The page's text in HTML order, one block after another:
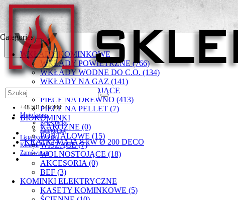
+48 501 549 300
Moje konto
Rejestracja
Zaloguj się
Lista życzeń (0)
Koszyk
Zamówienie
Categories
WKŁADY KOMINKOWE
WKŁADY POWIETRZNE (766)
WKŁADY WODNE DO C.O. (134)
WKŁADY NA GAZ (141)
PIECYKI WOLNOSTOJĄCE
PIECE NA DREWNO (413)
PIECE NA PELLET (7)
BIOKOMINKI
NAROŻNE (0)
PORTALOWE (15)
WISZĄCE (7)
WOLNOSTOJĄCE (18)
AKCESORIA (0)
BEF (3)
KOMINKI ELEKTRYCZNE
KASETY KOMINKOWE (5)
KRATKI MAJA 8 kW Ø 200 DECO